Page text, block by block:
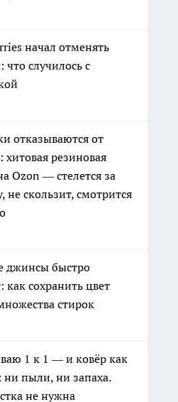
начал отменять
что случилось с
отказываются от
хитовая резиновая
Ozon — стелется за
не скользит, смотрится
джинсы быстро
как сохранить цвет
стирок
1 к 1 — и ковёр как
пыли, ни запаха.
не нужна